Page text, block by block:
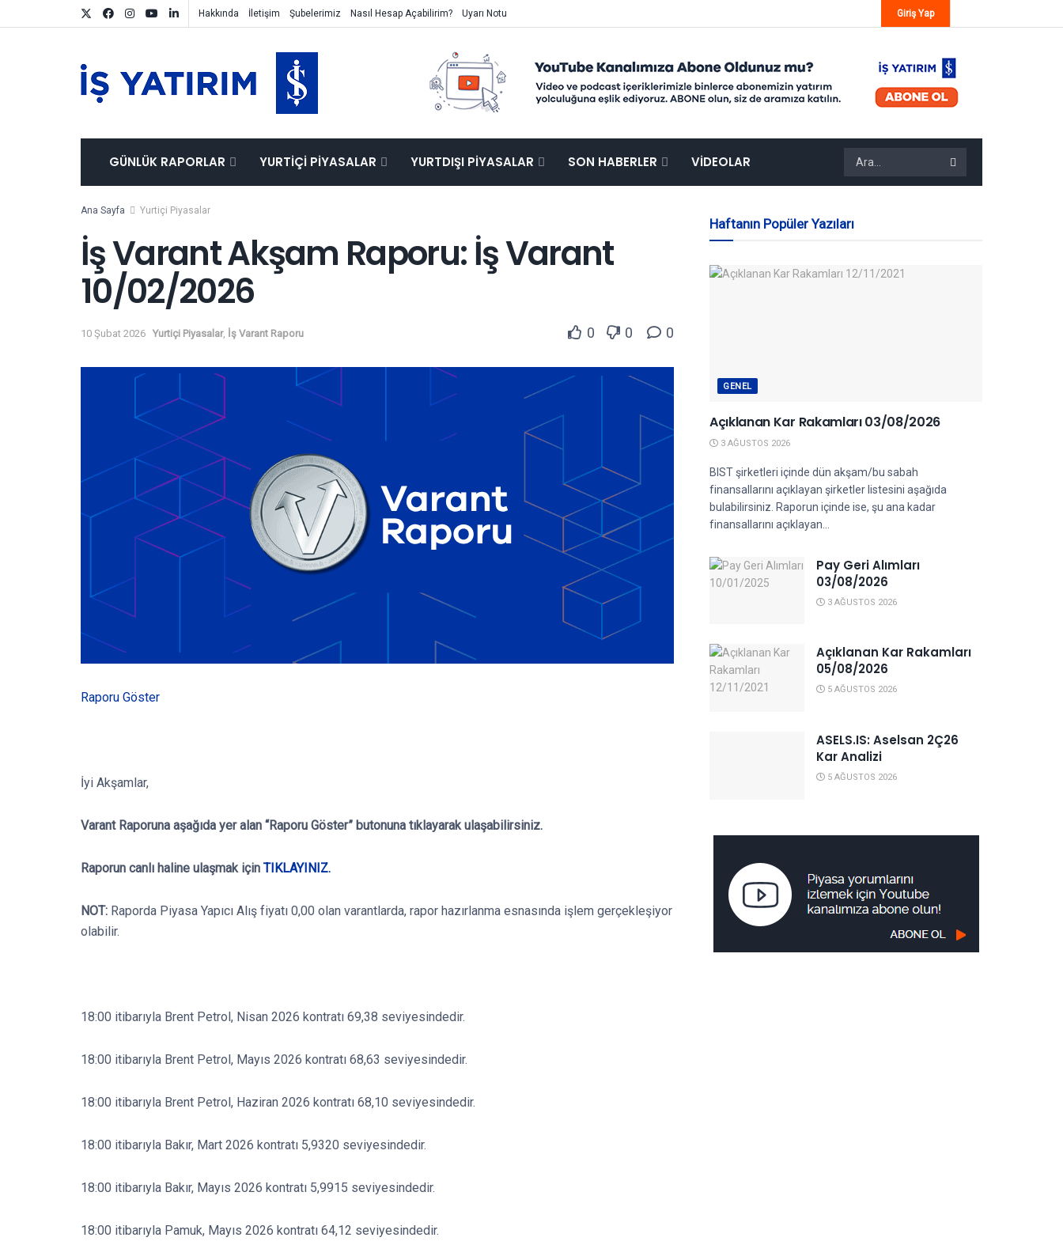
Hakkında İletişim Şubelerimiz Nasıl Hesap Açabilirim? Uyarı Notu Giriş Yap
GÜNLÜK RAPORLAR YURTIÇI PIYASALAR YURTDIŞI PIYASALAR SON HABERLER VIDEOLAR
Ana Sayfa Yurtiçi Piyasalar
İş Varant Akşam Raporu: İş Varant
10/02/2026
10 Şubat 2026 Yurtiçi Piyasalar, İş Varant Raporu 0 0 0
Raporu Göster
İyi Akşamlar,
Varant Raporuna aşağıda yer alan “Raporu Göster” butonuna tıklayarak ulaşabilirsiniz.
Raporun canlı haline ulaşmak için TIKLAYINIZ.
NOT: Raporda Piyasa Yapıcı Alış fiyatı 0,00 olan varantlarda, rapor hazırlanma esnasında işlem gerçekleşiyor
olabilir.
18:00 itibarıyla Brent Petrol, Nisan 2026 kontratı 69,38 seviyesindedir.
18:00 itibarıyla Brent Petrol, Mayıs 2026 kontratı 68,63 seviyesindedir.
18:00 itibarıyla Brent Petrol, Haziran 2026 kontratı 68,10 seviyesindedir.
18:00 itibarıyla Bakır, Mart 2026 kontratı 5,9320 seviyesindedir.
18:00 itibarıyla Bakır, Mayıs 2026 kontratı 5,9915 seviyesindedir.
18:00 itibarıyla Pamuk, Mayıs 2026 kontratı 64,12 seviyesindedir.
Haftanın Popüler Yazıları
GENEL
Açıklanan Kar Rakamları 03/08/2026
3 AĞUSTOS 2026
BIST şirketleri içinde dün akşam/bu sabah
finansallarını açıklayan şirketler listesini aşağıda
bulabilirsiniz. Raporun içinde ise, şu ana kadar
finansallarını açıklayan...
Pay Geri Alımları
03/08/2026
3 AĞUSTOS 2026
Açıklanan Kar Rakamları
05/08/2026
5 AĞUSTOS 2026
ASELS.IS: Aselsan 2Ç26
Kar Analizi
5 AĞUSTOS 2026